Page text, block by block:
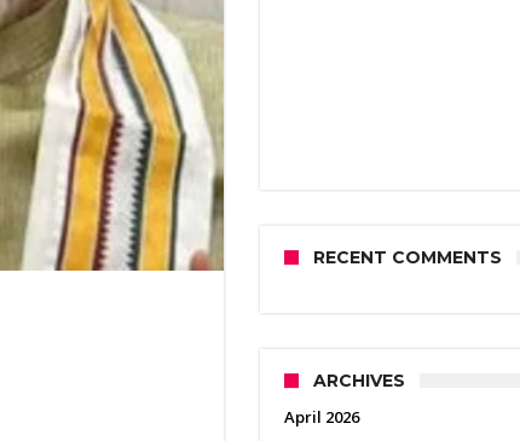
RECENT COMMENTS
ARCHIVES
April 2026